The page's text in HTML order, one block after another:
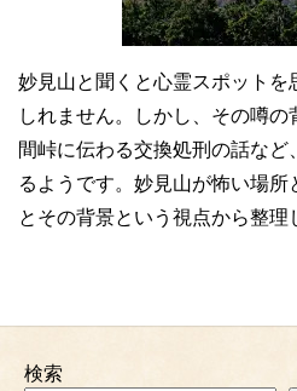
妙見山と聞くと心霊スポットを
しれません。しかし、その噂
間峠に伝わる交換処刑の話な
るようです。妙見山が怖い場
とその背景という視点から整理
検索